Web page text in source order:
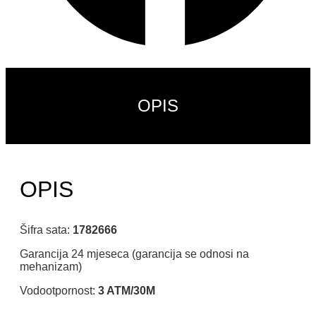
OPIS
OPIS
Šifra sata: 1782666
Garancija 24 mjeseca (garancija se odnosi na
mehanizam)
Vodootpornost: 3 ATM/30M